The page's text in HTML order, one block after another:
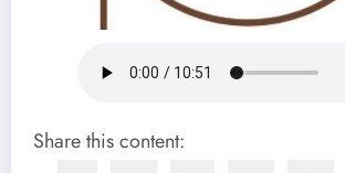
Share this content: